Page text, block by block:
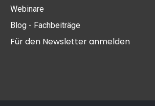
Webinare
Blog - Fachbeiträge
Für den Newsletter anmelden